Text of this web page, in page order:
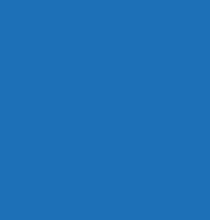
Nelerdir?
veya eğitim